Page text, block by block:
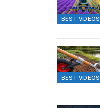
BEST VIDEOS
BEST VIDEOS